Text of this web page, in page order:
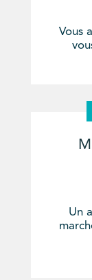
Vous
Un